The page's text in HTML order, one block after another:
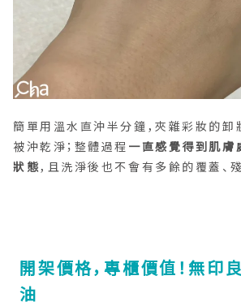
簡單用溫水直沖半分鐘，夾雜彩妝的
被沖乾淨；整體過程 一直感覺得到肌膚
狀態，且洗淨後也不會有多餘的覆蓋、殘
開架價格，專櫃價值！無印
油